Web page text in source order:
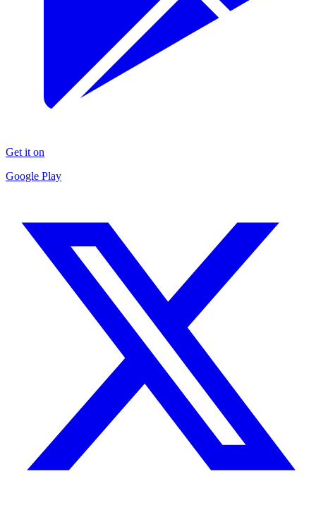
Get it on
Google Play